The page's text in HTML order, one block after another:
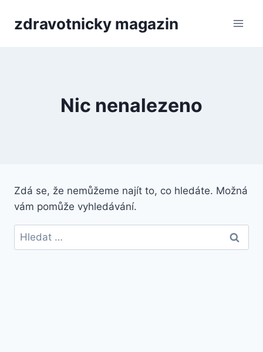
zdravotnicky magazin
Nic nenalezeno
Zdá se, že nemůžeme najít to, co hledáte. Možná
vám pomůže vyhledávání.
Vyhledávání